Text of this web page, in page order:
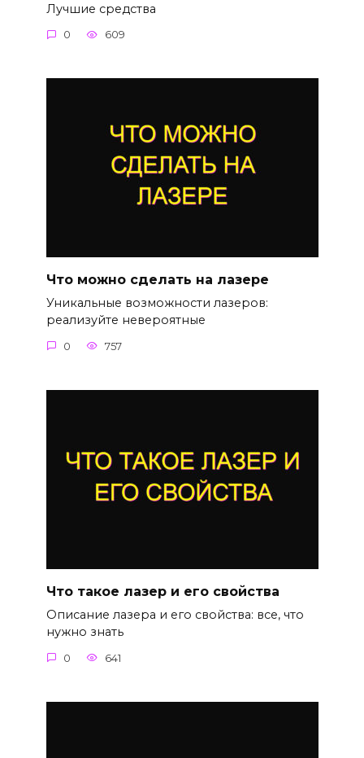
Лучшие средства
0 609
Что можно сделать на лазере
Уникальные возможности лазеров:
реализуйте невероятные
0 757
Что такое лазер и его свойства
Описание лазера и его свойства: все, что
нужно знать
0 641